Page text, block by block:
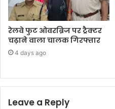
रेलवे फुट ओवरब्रिज पर ट्रैक्टर
चढ़ाने वाला चालक गिरफ्तार
4 days ago
Leave a Reply